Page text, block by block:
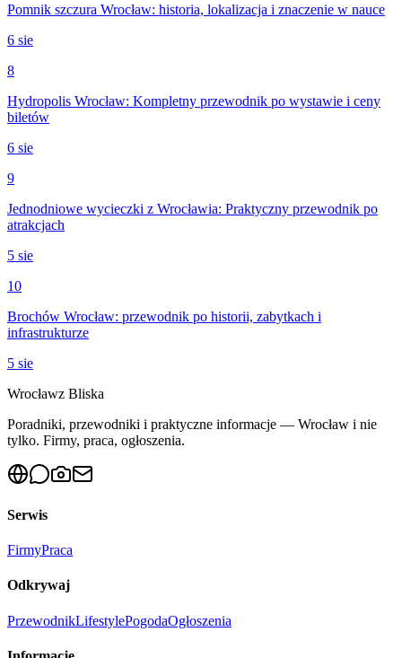
Pomnik szczura Wrocław: historia, lokalizacja i znaczenie w nauce
6 sie
8
Hydropolis Wrocław: Kompletny przewodnik po wystawie i ceny
biletów
6 sie
9
Jednodniowe wycieczki z Wrocławia: Praktyczny przewodnik po
atrakcjach
5 sie
10
Brochów Wrocław: przewodnik po historii, zabytkach i
infrastrukturze
5 sie
Wrocławz Bliska
Poradniki, przewodniki i praktyczne informacje — Wrocław i nie
tylko. Firmy, praca, ogłoszenia.
Serwis
FirmyPraca
Odkrywaj
PrzewodnikLifestylePogodaOgłoszenia